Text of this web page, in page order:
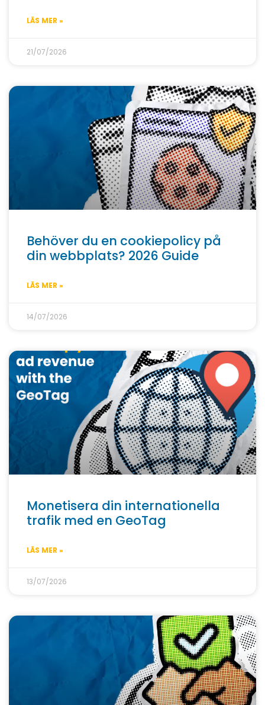
LÄS MER »
21/07/2026
Behöver du en cookiepolicy på
din webbplats? 2026 Guide
LÄS MER »
14/07/2026
Monetisera din internationella
trafik med en GeoTag
LÄS MER »
13/07/2026